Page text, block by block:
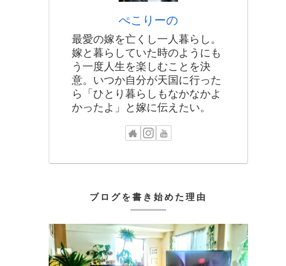
ぺこりーの
最愛の嫁を亡くし一人暮らし。
嫁と暮らしていた時のようにも
う一度人生を楽しむことを決
意。いつか自分が天国に行った
ら「ひとり暮らしもなかなかよ
かったよ」と嫁に伝えたい。
ブログを書き始めた理由